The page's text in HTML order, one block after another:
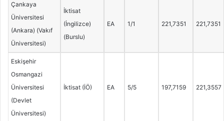
Çankaya
Üniversitesi
(Ankara) (Vakıf
Üniversitesi)
İktisat
(İngilizce)
(Burslu)
EA 1/1 221,7351 221,7351
Eskişehir
Osmangazi
Üniversitesi
(Devlet
Üniversitesi)
İktisat (İÖ) EA 5/5 197,7159 221,3557